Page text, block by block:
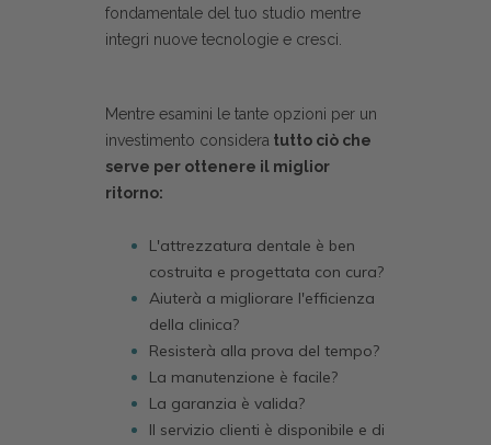
fondamentale del tuo studio mentre
integri nuove tecnologie e cresci.
Mentre esamini le tante opzioni per un
investimento consideratutto ciò che
serve per ottenere il miglior
ritorno:
L'attrezzatura dentale è ben
costruita e progettata con cura?
Aiuterà a migliorare l'efficienza
della clinica?
Resisterà alla prova del tempo?
La manutenzione è facile?
La garanzia è valida?
Il servizio clienti è disponibile e di